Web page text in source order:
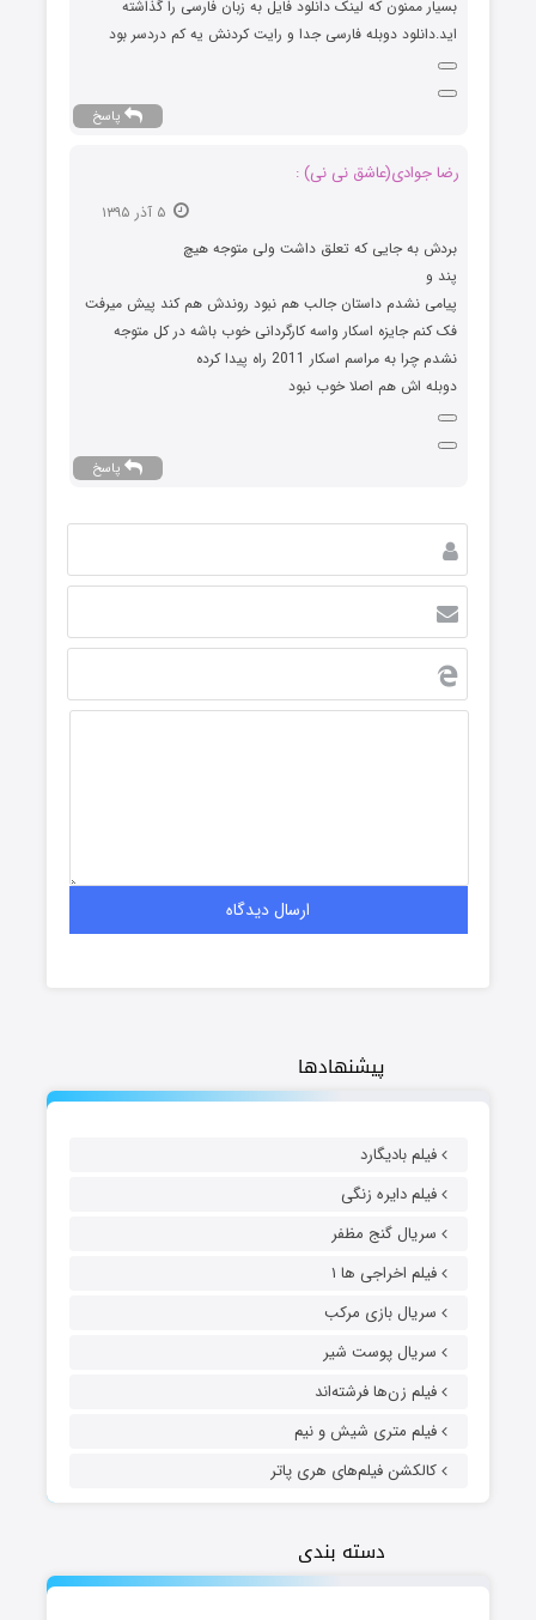
پیشنهادها
فیلم بادیگارد
فیلم دایره زنگی
سریال گنج مظفر
فیلم اخراجی ها ۱
سریال بازی مرکب
سریال پوست شیر
فیلم زن‌ها فرشته‌اند
فیلم متری شیش و نیم
کالکشن فیلم‌های هری پاتر
دسته بندی
بسیار ممنون که لینک دانلود فایل به زبان فارسی را گذاشته
اید.دانلود دوبله فارسی جدا و رایت کردنش یه کم دردسر بود
پاسخ
رضا جوادی(عاشق نی نی) :
بردش به جایی که تعلق داشت ولی متوجه هیچ
پند و
پیامی نشدم داستان جالب هم نبود روندش هم کند پیش میرفت
فک کنم جایزه اسکار واسه کارگردانی خوب باشه در کل متوجه
نشدم چرا به مراسم اسکار 2011 راه پیدا کرده
دوبله اش هم اصلا خوب نبود
پاسخ